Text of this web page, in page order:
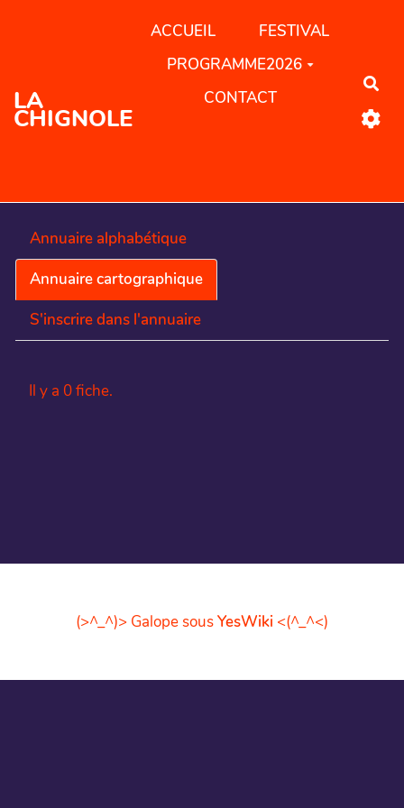
Aller au contenu principal
LA
CHIGNOLE
ACCUEIL
FESTIVAL
PROGRAMME2026
CONTACT
Annuaire alphabétique
Annuaire cartographique
S'inscrire dans l'annuaire
Il y a 0 fiche.
(>^_^)> Galope sousYesWiki <(^_^<)